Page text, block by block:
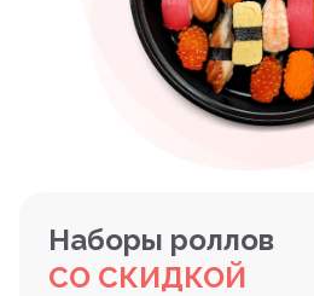
Наборы роллов
СО СКИДКОЙ